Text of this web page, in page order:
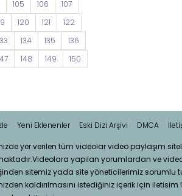
105 106
107
120 121
122
134 135
136
148 149
150
Yeni Eklenenler Eski Dizi Arşivi DMCA
yer verilen tüm videolar video paylaşım
yapılan yorumlardan ve
sitemiz yada site yöneticilerimiz sorumlu
kaldırılmasını istediğiniz içerik için iletisim